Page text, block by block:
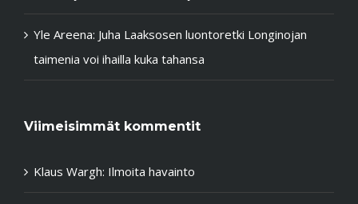
Yle Areena: Juha Laaksosen luontoretki Longinojan
taimenia voi ihailla kuka tahansa
Viimeisimmät kommentit
Klaus Wargh: Ilmoita havainto